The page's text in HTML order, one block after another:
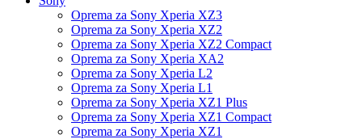
Oprema za Sony Xperia XZ3
Oprema za Sony Xperia XZ2
Oprema za Sony Xperia XZ2 Compact
Oprema za Sony Xperia XA2
Oprema za Sony Xperia L2
Oprema za Sony Xperia L1
Oprema za Sony Xperia XZ1 Plus
Oprema za Sony Xperia XZ1 Compact
Oprema za Sony Xperia XZ1